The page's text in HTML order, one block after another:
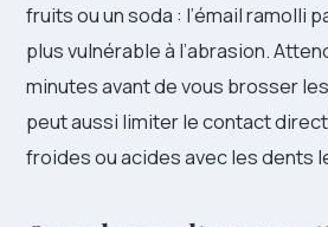
fruits ou un soda : l’émail ramolli
plus vulnérable à l’abrasion.
minutes avant de vous brosser
peut aussi limiter le contact
froides ou acides avec les dents